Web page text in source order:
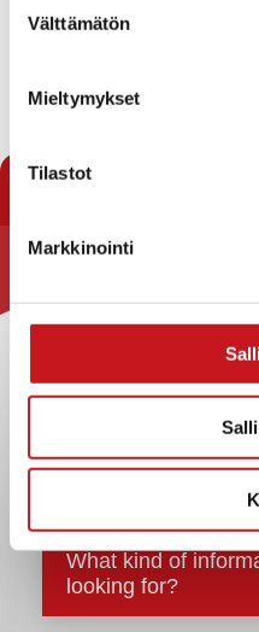
valinta
Välttämätön
Mieltymykset
Tilastot
Markkinointi
Rautalammin kunnankirjasto
Rautalammintie 4
Yhteystiedot
Strategiat, ohjelmat,
Asiakirjajulkisuuskuvaus
Saavutettavuusseloste
Tietosuoja
Tietosuojaselosteet